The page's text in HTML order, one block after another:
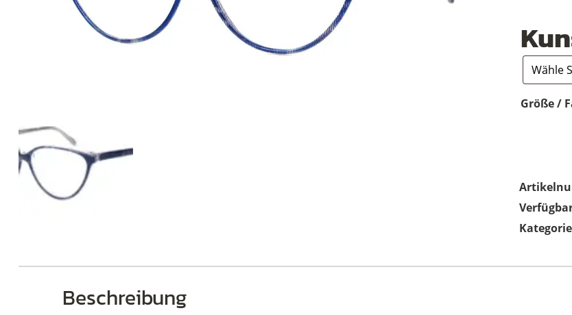
Größe /
Beschreibung
+
+